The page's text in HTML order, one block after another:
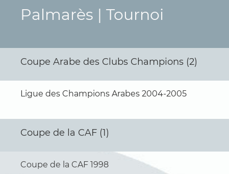
Palmarès | Tournoi
Coupe Arabe des Clubs Champions (2)
Ligue des Champions Arabes 2004-2005
Coupe de la CAF (1)
Coupe de la CAF 1998